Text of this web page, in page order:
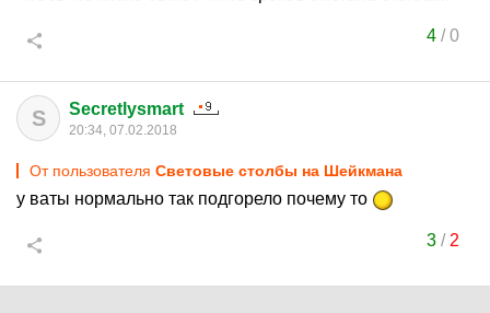
4/0
S Secretlysmart
20:34, 07.02.2018
От пользователя Cветoвыe стoлбы на Шейкмана
у ваты нормально так подгорело почему то
3/ 2